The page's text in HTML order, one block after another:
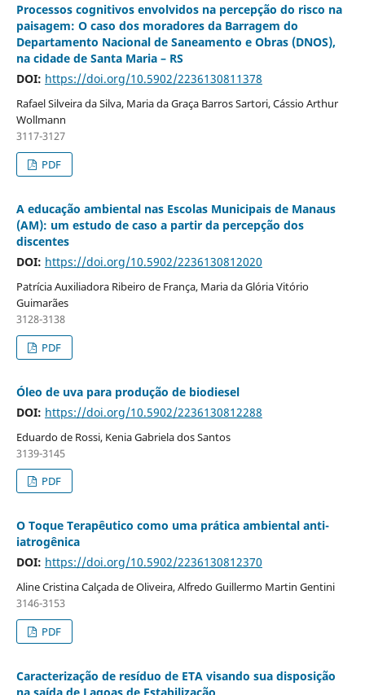
Processos cognitivos envolvidos na percepção do risco na
paisagem: O caso dos moradores da Barragem do
Departamento Nacional de Saneamento e Obras (DNOS),
na cidade de Santa Maria – RS
DOI: https://doi.org/10.5902/2236130811378
Rafael Silveira da Silva, Maria da Graça Barros Sartori, Cássio Arthur
Wollmann
3117-3127
PDF
A educação ambiental nas Escolas Municipais de Manaus
(AM): um estudo de caso a partir da percepção dos
discentes
DOI: https://doi.org/10.5902/2236130812020
Patrícia Auxiliadora Ribeiro de França, Maria da Glória Vitório
Guimarães
3128-3138
PDF
Óleo de uva para produção de biodiesel
DOI: https://doi.org/10.5902/2236130812288
Eduardo de Rossi, Kenia Gabriela dos Santos
3139-3145
PDF
O Toque Terapêutico como uma prática ambiental anti-
iatrogênica
DOI: https://doi.org/10.5902/2236130812370
Aline Cristina Calçada de Oliveira, Alfredo Guillermo Martin Gentini
3146-3153
PDF
Caracterização de resíduo de ETA visando sua disposição